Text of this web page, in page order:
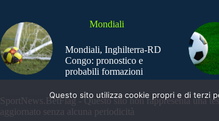
Mondiali
Mondiali, Inghilterra-RD
Congo: pronostico e
probabili formazioni
SportNews.BetFlag - Questo sito non rappresenta una
aggiornato senza alcuna periodicità
Questo sito utilizza cookie propri e di terzi